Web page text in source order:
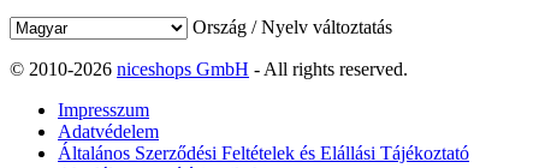
Ország / Nyelv változtatás
© 2010-2026 niceshops GmbH - All rights reserved.
Impresszum
Adatvédelem
Általános Szerződési Feltételek és Elállási Tájékoztató